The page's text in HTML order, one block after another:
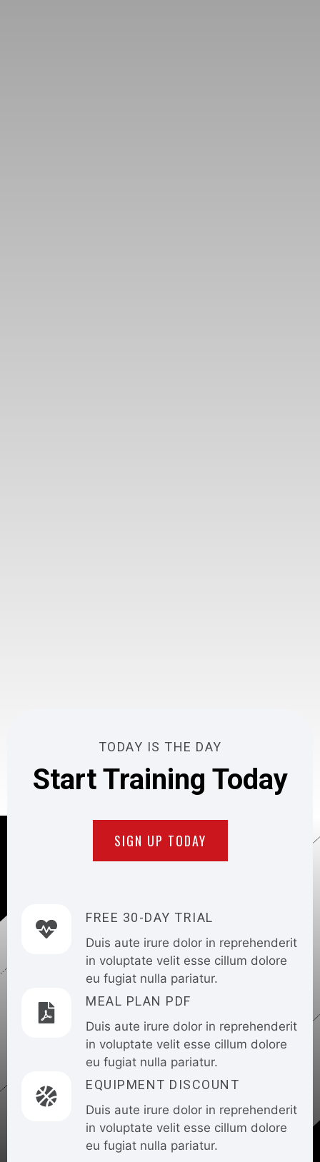
TODAY IS THE DAY
Start Training Today
SIGN UP TODAY
FREE 30-DAY TRIAL
Duis aute irure dolor in reprehenderit
in voluptate velit esse cillum dolore
eu fugiat nulla pariatur.
MEAL PLAN PDF
Duis aute irure dolor in reprehenderit
in voluptate velit esse cillum dolore
eu fugiat nulla pariatur.
EQUIPMENT DISCOUNT
Duis aute irure dolor in reprehenderit
in voluptate velit esse cillum dolore
eu fugiat nulla pariatur.